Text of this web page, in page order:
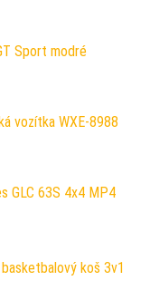
Sport modré
vozítka WXE-8988
GLC 63S 4x4 MP4
koš 3v1